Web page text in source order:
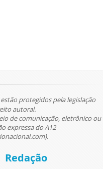
protegidos pela legislação
autoral.
de comunicação, eletrônico ou
expressa do A12
Redação